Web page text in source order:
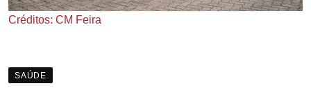
Créditos: CM Feira
SAÚDE